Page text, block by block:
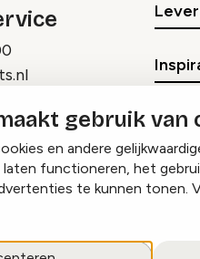
gebruik van
en andere
functioneren, het
te kunnen tonen.